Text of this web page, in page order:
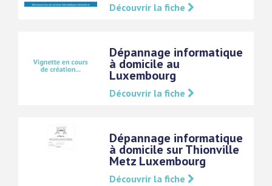
Découvrir la fiche
Dépannage informatique
à domicile au
Luxembourg
Découvrir la fiche
Dépannage informatique
à domicile sur Thionville
Metz Luxembourg
Découvrir la fiche